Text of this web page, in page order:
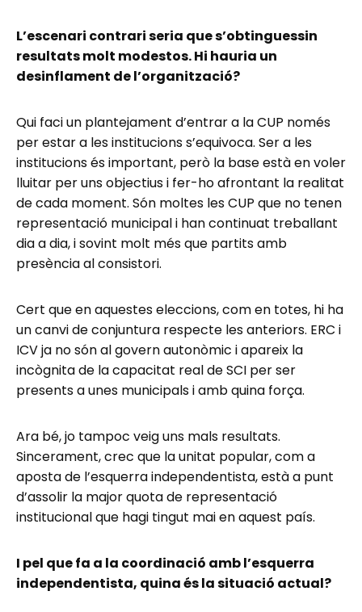
L’escenari contrari seria que s’obtinguessin
resultats molt modestos. Hi hauria un
desinflament de l’organització?
Qui faci un plantejament d’entrar a la CUP només
per estar a les institucions s’equivoca. Ser a les
institucions és important, però la base està en voler
lluitar per uns objectius i fer-ho afrontant la realitat
de cada moment. Són moltes les CUP que no tenen
representació municipal i han continuat treballant
dia a dia, i sovint molt més que partits amb
presència al consistori.
Cert que en aquestes eleccions, com en totes, hi ha
un canvi de conjuntura respecte les anteriors. ERC i
ICV ja no són al govern autonòmic i apareix la
incògnita de la capacitat real de SCI per ser
presents a unes municipals i amb quina força.
Ara bé, jo tampoc veig uns mals resultats.
Sincerament, crec que la unitat popular, com a
aposta de l’esquerra independentista, està a punt
d’assolir la major quota de representació
institucional que hagi tingut mai en aquest país.
I pel que fa a la coordinació amb l’esquerra
independentista, quina és la situació actual?